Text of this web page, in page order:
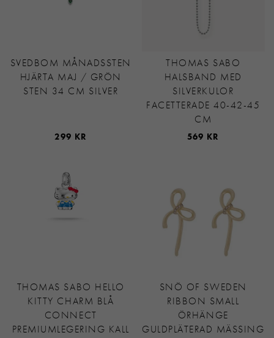
SVEDBOM MÅNADSSTEN
HJÄRTA MAJ / GRÖN
STEN 34 CM SILVER
299 KR
THOMAS SABO
HALSBAND MED
SILVERKULOR
FACETTERADE 40-42-45
CM
569 KR
THOMAS SABO HELLO
KITTY CHARM BLÅ
CONNECT
PREMIUMLEGERING KALL
SNÖ OF SWEDEN
RIBBON SMALL
ÖRHÄNGE
GULDPLÄTERAD MÄSSING